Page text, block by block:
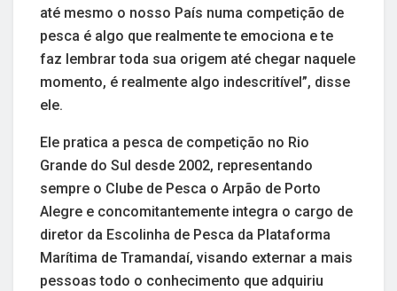
até mesmo o nosso País numa competição de
pesca é algo que realmente te emociona e te
faz lembrar toda sua origem até chegar naquele
momento, é realmente algo indescritível”, disse
ele.
Ele pratica a pesca de competição no Rio
Grande do Sul desde 2002, representando
sempre o Clube de Pesca o Arpão de Porto
Alegre e concomitantemente integra o cargo de
diretor da Escolinha de Pesca da Plataforma
Marítima de Tramandaí, visando externar a mais
pessoas todo o conhecimento que adquiriu